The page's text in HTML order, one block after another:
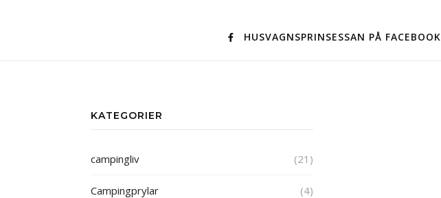
HUSVAGNSPRINSESSAN PÅ FACEBOOK
KATEGORIER
campingliv (21)
Campingprylar (4)